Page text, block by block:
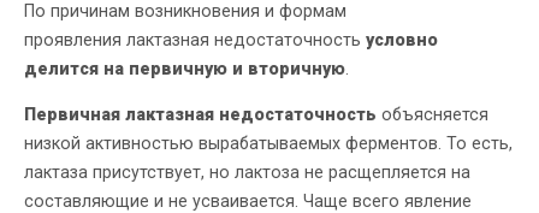
По причинам возникновения и формам
проявления лактазная недостаточность условно
делится на первичную и вторичную
Первичная лактазная недостаточность объясняется
низкой активностью вырабатываемых ферментов. То есть,
лактаза присутствует, но лактоза не расщепляется на
составляющие и не усваивается. Чаще всего явление